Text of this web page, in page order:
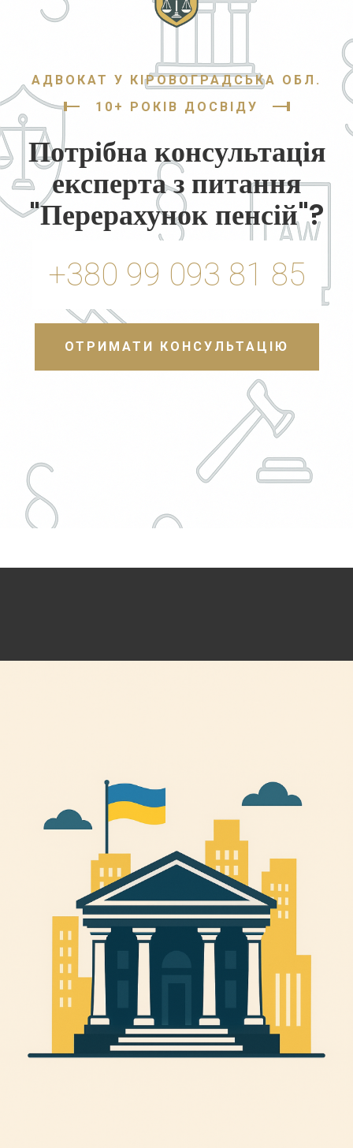
АДВОКАТ У КІРОВОГРАДСЬКА ОБЛ.
10+ РОКІВ ДОСВІДУ
Потрібна консультація
експерта з питання
"Перерахунок пенсій"?
+380 99 093 81 85
ОТРИМАТИ КОНСУЛЬТАЦІЮ